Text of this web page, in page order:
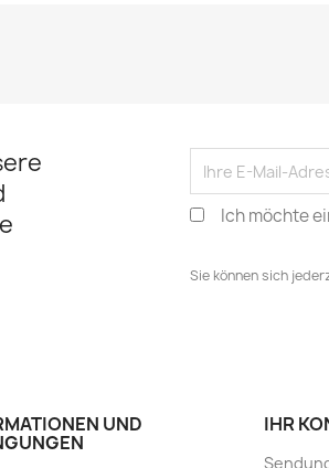
Ich möchte
Sie können sich
UND IHR